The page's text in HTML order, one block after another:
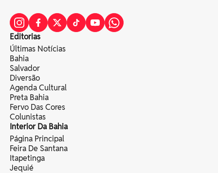
Editorias
Últimas Notícias
Bahia
Salvador
Diversão
Agenda Cultural
Preta Bahia
Fervo Das Cores
Colunistas
Interior Da Bahia
Página Principal
Feira De Santana
Itapetinga
Jequié